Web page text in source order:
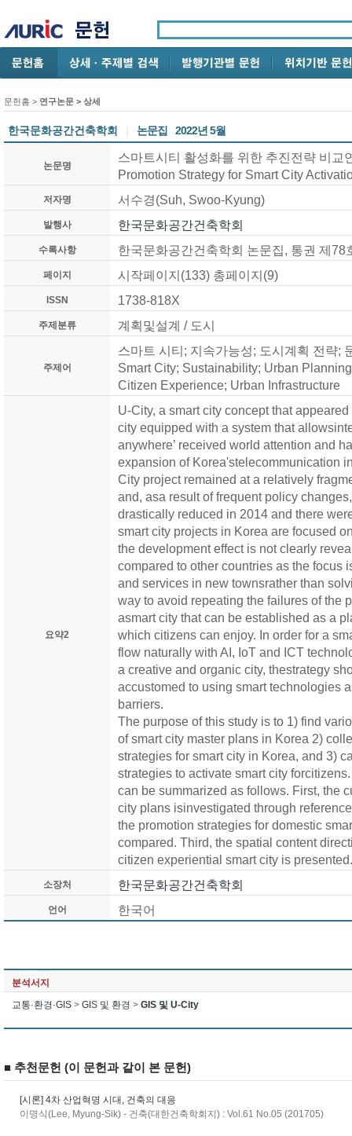
문헌홈 > 연구논문 > 상세
한국문화공간건축학회 | 논문집 2022년 5월
논문명
스마트시티 활성화를 위한 추진전략 비교
Promotion Strategy for Smart City
저자명 서수경(Suh, Swoo-Kyung)
발행사 한국문화공간건축학회
수록사항 한국문화공간건축학회 논문집, 통권 제78
페이지 시작페이지(133) 총페이지(9)
ISSN 1738-818X
주제분류 계획및설계 / 도시
주제어
스마트 시티; 지속가능성; 도시계획 전략;
Smart City; Sustainability; Urban
Citizen Experience; Urban Infrastructure
요약2
U-City, a smart city concept that
city equipped with a system that
anywhere’ received world attention and
expansion of Korea'stelecommunication
City project remained at a relatively
and, asa result of frequent policy
drastically reduced in 2014 and there
smart city projects in Korea are focused
the development effect is not clearly
compared to other countries as the focus
and services in new townsrather than
way to avoid repeating the failures of the
asmart city that can be established as a
which citizens can enjoy. In order for a
flow naturally with AI, IoT and ICT
a creative and organic city, thestrategy
accustomed to using smart technologies
barriers.
The purpose of this study is to 1) find
of smart city master plans in Korea 2)
strategies for smart city in Korea, and 3)
strategies to activate smart city
can be summarized as follows. First, the
city plans isinvestigated through
the promotion strategies for domestic
compared. Third, the spatial content
citizen experiential smart city is presented.
소장처 한국문화공간건축학회
언어 한국어
분석서지
교통·환경·GIS > GIS 및 환경 > GIS 및 U-City
■ 추천문헌 (이 문헌과 같이 본 문헌)
[시론] 4차 산업혁명 시대, 건축의 대응
이명식(Lee, Myung-Sik) - 건축(대한건축학회지) : Vol.61 No.05 (201705)